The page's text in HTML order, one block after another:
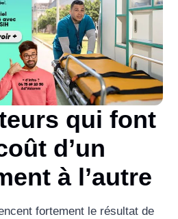
qui font
d’un
à l’autre
fortement le résultat de